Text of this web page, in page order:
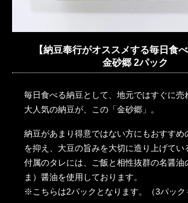
【納豆奉行がオススメする毎日食べ
金砂郷 2パック
毎日食べる納豆として、地元ではすぐに売
大人気の納豆が、この「金砂郷」。
納豆があまり得意ではない方にもおすすめ
を抑え、大豆の旨みを大切に造り上げてい
付属のタレには、ご飯と相性抜群の名醤油
ま）醤油を使用しております。
※こちらは2パックとなります。（3パック